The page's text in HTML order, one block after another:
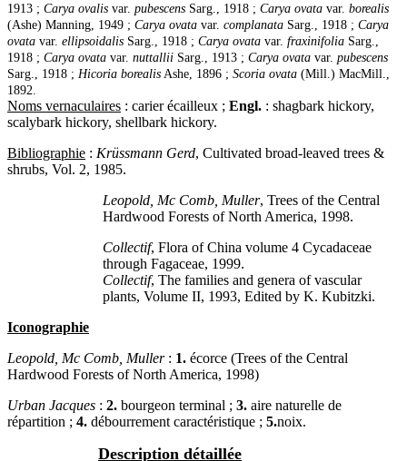
1913 ; Carya ovalis var. pubescens Sarg., 1918 ; Carya ovata var. borealis
(Ashe) Manning, 1949 ; Carya ovata var. complanata Sarg., 1918 ; Carya
ovata var. ellipsoidalis Sarg., 1918 ; Carya ovata var. fraxinifolia Sarg.,
1918 ; Carya ovata var. nuttallii Sarg., 1913 ; Carya ovata var. pubescens
Sarg., 1918 ; Hicoria borealis Ashe, 1896 ; Scoria ovata (Mill.) MacMill.,
1892.
Noms vernaculaires : carier écailleux ; Engl. : shagbark hickory,
scalybark hickory, shellbark hickory.
Bibliographie : Krüssmann Gerd, Cultivated broad-leaved trees &
shrubs, Vol. 2, 1985.
Leopold, Mc Comb, Muller, Trees of the Central
Hardwood Forests of North America, 1998.
Collectif, Flora of China volume 4 Cycadaceae
through Fagaceae, 1999.
Collectif, The families and genera of vascular
plants, Volume II, 1993, Edited by K. Kubitzki.
Iconographie
Leopold, Mc Comb, Muller: 1. écorce (Trees of the Central
Hardwood Forests of North America, 1998)
Urban Jacques : 2. bourgeon terminal ; 3. aire naturelle de
répartition ; 4. débourrement caractéristique ; 5.noix.
Description détaillée